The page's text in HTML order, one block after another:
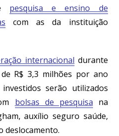
pesquisa e ensino de
com as da instituição
internacional durante
R$ 3,3 milhões por ano
serão utilizados
bolsas de pesquisa na
auxílio seguro saúde,
deslocamento.